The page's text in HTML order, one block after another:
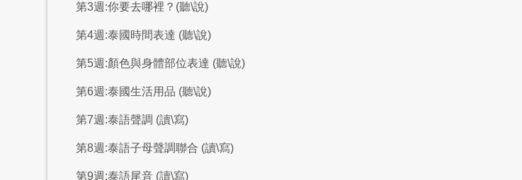
第3週:你要去哪裡？(聽\說)
第4週:泰國時間表達 (聽\說)
第5週:顏色與身體部位表達 (聽\說)
第6週:泰國生活用品 (聽\說)
第7週:泰語聲調 (讀\寫)
第8週:泰語子母聲調聯合 (讀\寫)
第9週:泰語尾音 (讀\寫)